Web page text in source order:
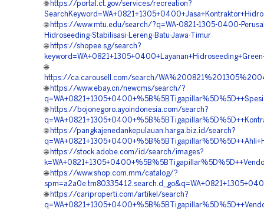
🌐 https://portal.ct.gov/services/recreation?
🌐 https://www.mtu.edu/search/?q=WA-0821-1305-0400-
Hidroseeding-Stabilisasi-Lereng-Batu-Jawa-Timur
🌐 https://shopee.sg/search?
🌐
https://ca.carousell.com/search/
🌐 https://www.ebay.cn/newcms/search/?
🌐 https://bojonegoro.ayoindonesia.com/search?
🌐 https://pangkajenedankepulauan.harga.biz.id/search?
🌐 https://stock.adobe.com/id/search/images?
🌐 https://www.shop.com.mm/catalog/?
🌐 https://cariproperti.com/artikel/search?